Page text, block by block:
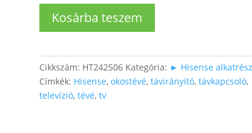
távirányító
Kosárba teszem
Cikkszám: HT242506 Kategória: ► Hisense
Címkék: Hisense,okostévé,távirányító,távkapcsoló,
televízió,tévé,tv